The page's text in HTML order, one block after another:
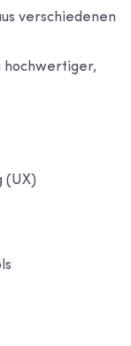
verschiedenen
hochwertiger,
(UX)